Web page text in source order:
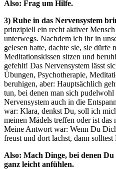
Also: Frag um Hilfe.
3) Ruhe in das Nervensystem
prinzipiell ein recht aktiver
unterwegs. Nachdem ich ihr in
gelesen hatte, dachte sie, sie dürfe
Meditationskissen sitzen und
gefehlt! Das Nervensystem lässt
Übungen, Psychotherapie,
beruhigen, aber: Hauptsächlich
tun, bei denen man sich
Nervensystem auch in die
war: Klara, denkst Du, soll ich
meinen Mädels treffen oder ist
Meine Antwort war: Wenn Du
freust und dort lachst, dann solltest
Also: Mach Dinge, bei denen
ganz leicht anfühlen.